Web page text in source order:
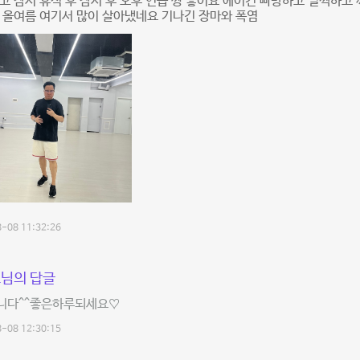
여름 여기서 많이 살아냈네요 기나긴 장마와 폭염
08 11:32:26
의 답글
다^^좋은하루되세요♡
08 12:30:15